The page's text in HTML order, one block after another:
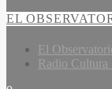
EL
El
Radio Cultura